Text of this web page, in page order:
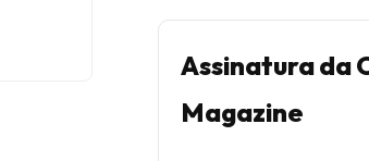
Assinatura da
Magazine